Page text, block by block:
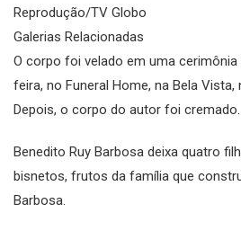
Reprodução/TV Globo
Galerias Relacionadas
O corpo foi velado em uma
feira, no Funeral Home, na Bela Vista,
Depois, o corpo do autor foi cremado.
Benedito Ruy Barbosa deixa quatro
bisnetos, frutos da família que
Barbosa.